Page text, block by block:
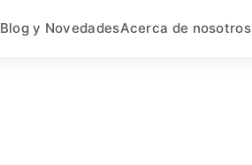
Blog y NovedadesAcerca de nosotros